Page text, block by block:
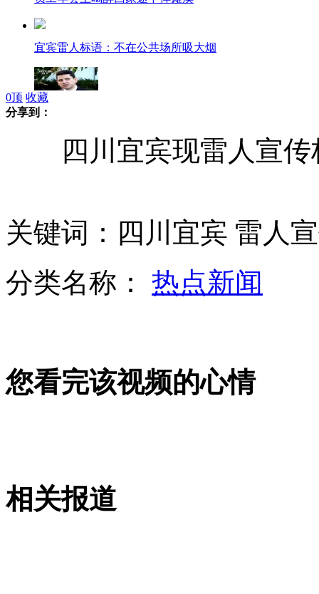
宜宾雷人标语：不在公共场所吸大烟
洪都拉斯前大使为召妓丑闻道歉
英导航仪指错路 每年损失两亿
历代央视春晚美女主持大盘点
女孩北京地铁殴打老人 痛下狠手拳打脚踢
0顶 收藏
分享到：
四川宜宾现雷人宣传
关键词：四川宜宾 雷人
分类名称： 热点新闻
您看完该视频的心情
相关报道